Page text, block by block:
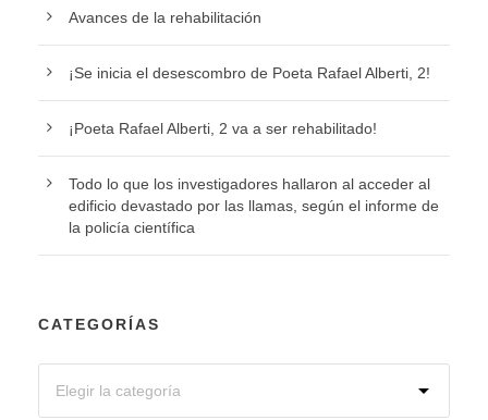
Avances de la rehabilitación
¡Se inicia el desescombro de Poeta Rafael Alberti, 2!
¡Poeta Rafael Alberti, 2 va a ser rehabilitado!
Todo lo que los investigadores hallaron al acceder al
edificio devastado por las llamas, según el informe de
la policía científica
CATEGORÍAS